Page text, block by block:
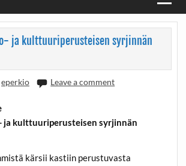
ja kulttuuriperusteisen syrjinnän
eperkio Leave a comment
ja kulttuuriperusteisen syrjinnän
kärsii kastiin perustuvasta